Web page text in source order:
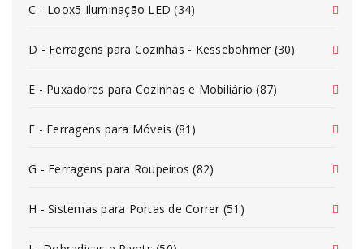
C - Loox5 Iluminação LED (34)
D - Ferragens para Cozinhas - Kesseböhmer (30)
E - Puxadores para Cozinhas e Mobiliário (87)
F - Ferragens para Móveis (81)
G - Ferragens para Roupeiros (82)
H - Sistemas para Portas de Correr (51)